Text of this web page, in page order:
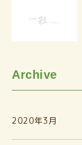
Archive
2020年3月